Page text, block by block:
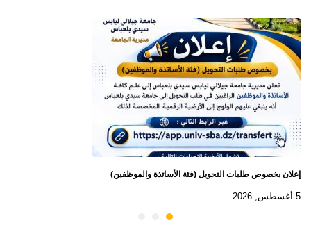
إعلان بخصوص طلبات التحويل (فئة الأساتذة والموظفين)
5 أغسطس, 2026